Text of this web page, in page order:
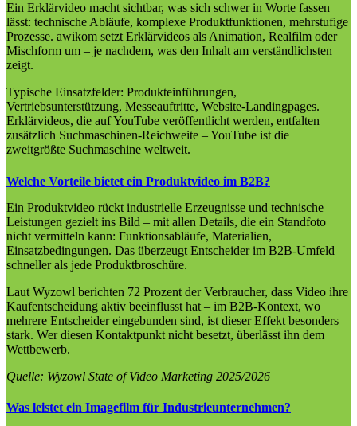
Ein Erklärvideo macht sichtbar, was sich schwer in Worte fassen
lässt: technische Abläufe, komplexe Produktfunktionen, mehrstufige
Prozesse. awikom setzt Erklärvideos als Animation, Realfilm oder
Mischform um – je nachdem, was den Inhalt am verständlichsten
zeigt.
Typische Einsatzfelder: Produkteinführungen,
Vertriebsunterstützung, Messeauftritte, Website-Landingpages.
Erklärvideos, die auf YouTube veröffentlicht werden, entfalten
zusätzlich Suchmaschinen-Reichweite – YouTube ist die
zweitgrößte Suchmaschine weltweit.
Welche Vorteile bietet ein Produktvideo im B2B?
Ein Produktvideo rückt industrielle Erzeugnisse und technische
Leistungen gezielt ins Bild – mit allen Details, die ein Standfoto
nicht vermitteln kann: Funktionsabläufe, Materialien,
Einsatzbedingungen. Das überzeugt Entscheider im B2B-Umfeld
schneller als jede Produktbroschüre.
Laut Wyzowl berichten 72 Prozent der Verbraucher, dass Video ihre
Kaufentscheidung aktiv beeinflusst hat – im B2B-Kontext, wo
mehrere Entscheider eingebunden sind, ist dieser Effekt besonders
stark. Wer diesen Kontaktpunkt nicht besetzt, überlässt ihn dem
Wettbewerb.
Quelle: Wyzowl State of Video Marketing 2025/2026
Was leistet ein Imagefilm für Industrieunternehmen?